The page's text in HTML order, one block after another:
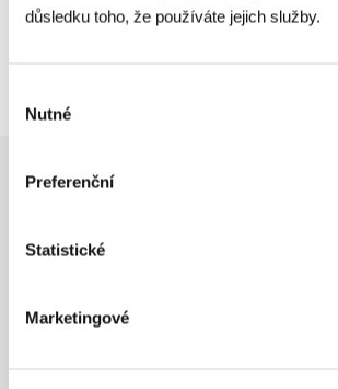
důsledku toho, že používáte jejich služby.
souhlasu
Nutné
Preferenční
Statistické
Marketingové
Detailní přehled filmů v soutěži